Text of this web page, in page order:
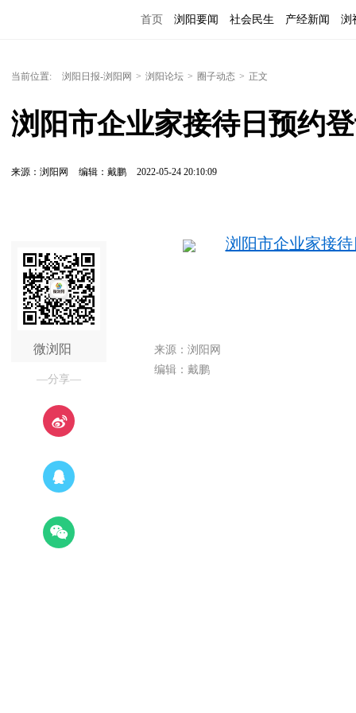
首页 浏阳要闻 社会民生 产经新闻 浏
当前位置: 浏阳日报-浏阳网 > 浏阳论坛 > 圈子动态 > 正文
浏阳市企业家接待日预约
来源：浏阳网 编辑：戴鹏 2022-05-24 20:10:09
微浏阳
—分享—
浏阳市企业家接
来源：浏阳网
编辑：戴鹏